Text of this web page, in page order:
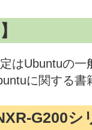
はUbuntuの
に関する
G200